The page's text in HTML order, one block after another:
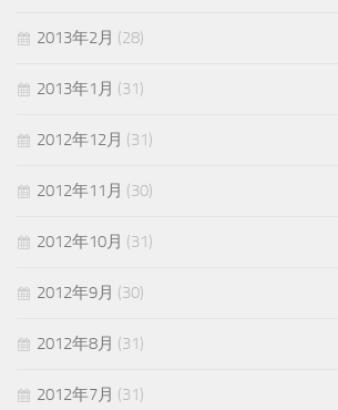
2013年2月 (28)
2013年1月 (31)
2012年12月 (31)
2012年11月 (30)
2012年10月 (31)
2012年9月 (30)
2012年8月 (31)
2012年7月 (31)